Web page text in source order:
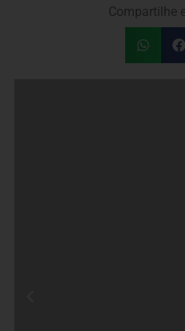
Compartilhe